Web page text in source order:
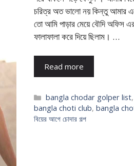
চরিত্র অত ভালো নয় কিন্তু আমার
তো আমি পাড়ার মেয়ে বৌদি অফিস
ফালাফালা করে দিয়ে ছিলাম। …
Read more
Categories
bangla chodar golper list
bangla choti club, bangla
বিয়ের আগে চোদার গল্প